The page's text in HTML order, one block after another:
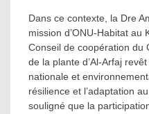
Dans ce contexte, la Dre
mission d’ONU-Habitat au
Conseil de coopération du
de la plante d’Al-Arfaj
nationale et
résilience et l’adaptation
souligné que la